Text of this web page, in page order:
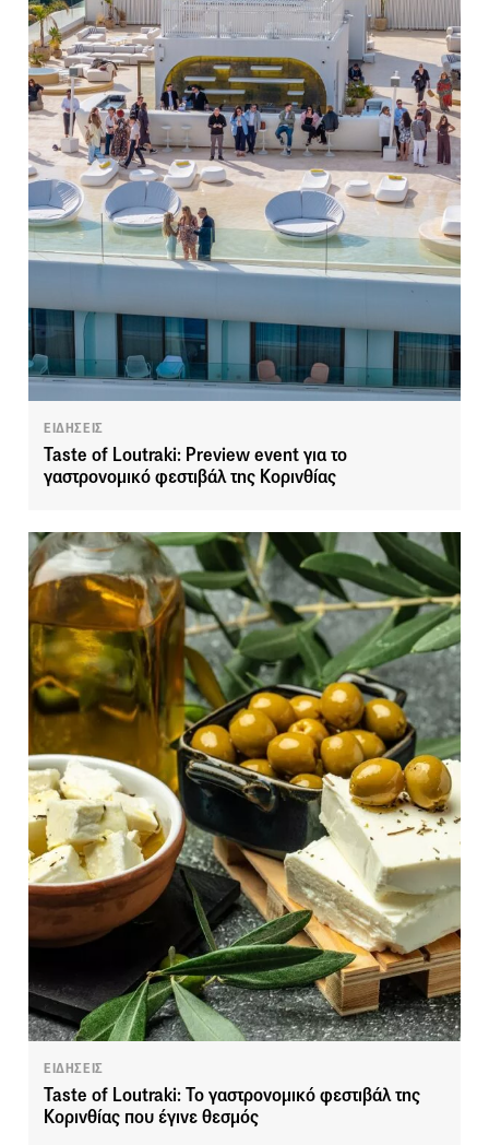
ΕΙΔΗΣΕΙΣ
Taste of Loutraki: Preview event για το
γαστρονομικό φεστιβάλ της Κορινθίας
ΕΙΔΗΣΕΙΣ
Taste of Loutraki: Το γαστρονομικό φεστιβάλ της
Κορινθίας που έγινε θεσμός